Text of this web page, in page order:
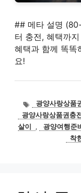
## 메타 설명
터 충전, 혜택까
혜택과 함께 똑똑
요!
태
그
광양사랑상품
광양사랑상품권충
살이
, 광양여행준비
착